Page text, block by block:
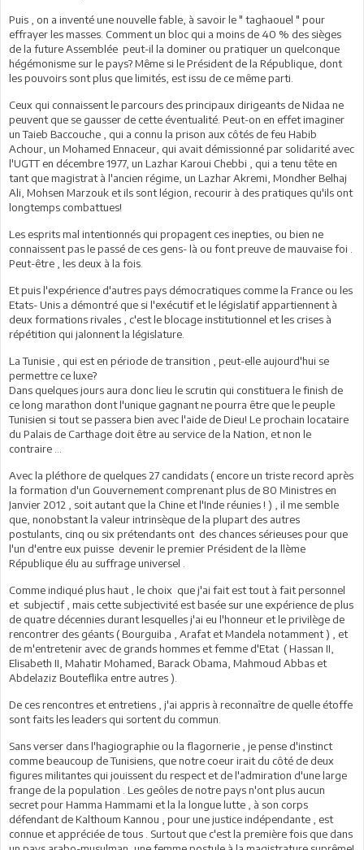
Puis , on a inventé une nouvelle fable, à savoir le " taghaouel " pour
effrayer les masses. Comment un bloc qui a moins de 40 % des sièges
de la future Assemblée peut-il la dominer ou pratiquer un quelconque
hégémonisme sur le pays? Même si le Président de la République, dont
les pouvoirs sont plus que limités, est issu de ce même parti.
Ceux qui connaissent le parcours des principaux dirigeants de Nidaa ne
peuvent que se gausser de cette éventualité. Peut-on en effet imaginer
un Taieb Baccouche , qui a connu la prison aux côtés de feu Habib
Achour, un Mohamed Ennaceur, qui avait démissionné par solidarité avec
l'UGTT en décembre 1977, un Lazhar Karoui Chebbi , qui a tenu tête en
tant que magistrat à l'ancien régime, un Lazhar Akremi, Mondher Belhaj
Ali, Mohsen Marzouk et ils sont légion, recourir à des pratiques qu'ils ont
longtemps combattues!
Les esprits mal intentionnés qui propagent ces inepties, ou bien ne
connaissent pas le passé de ces gens- là ou font preuve de mauvaise foi .
Peut-être , les deux à la fois.
Et puis l'expérience d'autres pays démocratiques comme la France ou les
Etats- Unis a démontré que si l'exécutif et le législatif appartiennent à
deux formations rivales , c'est le blocage institutionnel et les crises à
répétition qui jalonnent la législature.
La Tunisie , qui est en période de transition , peut-elle aujourd'hui se
permettre ce luxe?
Dans quelques jours aura donc lieu le scrutin qui constituera le finish de
ce long marathon dont l'unique gagnant ne pourra être que le peuple
Tunisien si tout se passera bien avec l'aide de Dieu! Le prochain locataire
du Palais de Carthage doit être au service de la Nation, et non le
contraire ...
Avec la pléthore de quelques 27 candidats ( encore un triste record après
la formation d'un Gouvernement comprenant plus de 80 Ministres en
Janvier 2012 , soit autant que la Chine et l'Inde réunies ! ) , il me semble
que, nonobstant la valeur intrinsèque de la plupart des autres
postulants, cinq ou six prétendants ont des chances sérieuses pour que
l'un d'entre eux puisse devenir le premier Président de la llème
République élu au suffrage universel .
Comme indiqué plus haut , le choix que j'ai fait est tout à fait personnel
et subjectif , mais cette subjectivité est basée sur une expérience de plus
de quatre décennies durant lesquelles j'ai eu l'honneur et le privilège de
rencontrer des géants ( Bourguiba , Arafat et Mandela notamment ) , et
de m'entretenir avec de grands hommes et femme d'Etat ( Hassan II,
Elisabeth II, Mahatir Mohamed, Barack Obama, Mahmoud Abbas et
Abdelaziz Bouteflika entre autres ).
De ces rencontres et entretiens , j'ai appris à reconnaître de quelle étoffe
sont faits les leaders qui sortent du commun.
Sans verser dans l'hagiographie ou la flagornerie , je pense d'instinct
comme beaucoup de Tunisiens, que notre coeur irait du côté de deux
figures militantes qui jouissent du respect et de l'admiration d'une large
frange de la population . Les geôles de notre pays n'ont plus aucun
secret pour Hamma Hammami et la la longue lutte , à son corps
défendant de Kalthoum Kannou , pour une justice indépendante , est
connue et appréciée de tous . Surtout que c'est la première fois que dans